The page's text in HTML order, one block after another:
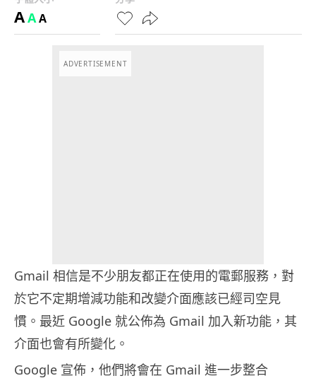
AAA
ADVERTISEMENT
Gmail 相信是不少朋友都正在使用的電郵服務，對
於它不定期增減功能和改變介面應該已經司空見
慣。最近 Google 就公佈為 Gmail 加入新功能，其
介面也會有所變化。
Google 宣佈，他們將會在 Gmail 進一步整合